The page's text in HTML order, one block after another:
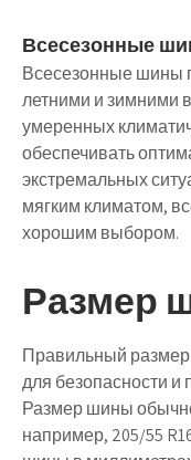
Всесезонные
Всесезонные шины
летними и зимними
умеренных
обеспечивать
экстремальных
мягким климатом,
хорошим выбором.
Размер
Правильный
для безопасности и
Размер шины
например, 205/55